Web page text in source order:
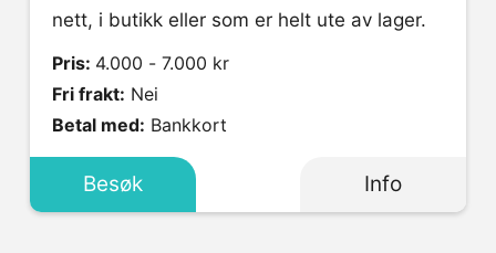
nett, i butikk eller som er helt ute av lager.
Pris: 4.000 - 7.000 kr
Fri frakt: Nei
Betal med: Bankkort
Besøk Info